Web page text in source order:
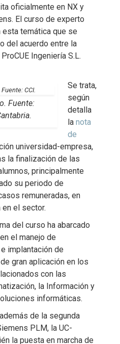
oficialmente en NX y
El curso de experto
temática que se
del acuerdo entre la
Ingeniería S.L.
Fuente:
Se trata,
según
detalla
la nota
de
universidad-empresa,
la finalización de las
principalmente
su periodo de
remuneradas, en
el sector.
del curso ha abarcado
el manejo de
implantación de
gran aplicación en los
con las
la Información y
informáticas.
de la segunda
PLM, la UC-
la puesta en marcha de